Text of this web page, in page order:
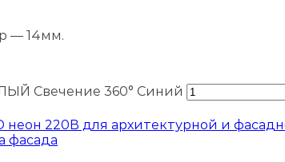
— 14мм.
Свечение 360° Синий
неон 220В для архитектурной и
фасада